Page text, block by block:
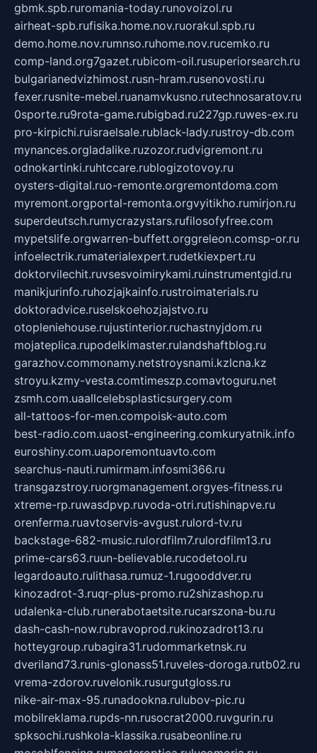
gbmk.spb.ruromania-today.runovoizol.ru
airheat-spb.rufisika.home.nov.ruorakul.spb.ru
demo.home.nov.rumnso.ruhome.nov.rucemko.ru
comp-land.org7gazet.rubicom-oil.rusuperiorsearch.ru
bulgarianedvizhimost.rusn-hram.rusenovosti.ru
fexer.rusnite-mebel.ruanamvkusno.rutechnosaratov.ru
0sporte.ru9rota-game.rubigbad.ru227gp.ruwes-ex.ru
pro-kirpichi.ruisraelsale.rublack-lady.rustroy-db.com
mynances.orgladalike.ruzozor.rudvigremont.ru
odnokartinki.ruhtccare.rublogizotovoy.ru
oysters-digital.ruo-remonte.orgremontdoma.com
myremont.orgportal-remonta.orgvyitikho.rumirjon.ru
superdeutsch.rumycrazystars.rufilosofyfree.com
mypetslife.orgwarren-buffett.orggreleon.comsp-or.ru
infoelectrik.rumaterialexpert.rudetkiexpert.ru
doktorvilechit.ruvsesvoimirykami.ruinstrumentgid.ru
manikjurinfo.ruhozjajkainfo.rustroimaterials.ru
doktoradvice.ruselskoehozjajstvo.ru
otopleniehouse.rujustinterior.ruchastnyjdom.ru
mojateplica.rupodelkimaster.rulandshaftblog.ru
garazhov.commonamy.netstroysnami.kzlcna.kz
stroyu.kzmy-vesta.comtimeszp.comavtoguru.net
zsmh.com.uaallcelebsplasticsurgery.com
all-tattoos-for-men.compoisk-auto.com
best-radio.com.uaost-engineering.comkuryatnik.info
euroshiny.com.uaporemontuavto.com
searchus-nauti.rumirmam.infosmi366.ru
transgazstroy.ruorgmanagement.orgyes-fitness.ru
xtreme-rp.ruwasdpvp.ruvoda-otri.rutishinapve.ru
orenferma.ruavtoservis-avgust.rulord-tv.ru
backstage-682-music.rulordfilm7.rulordfilm13.ru
prime-cars63.ruun-believable.rucodetool.ru
legardoauto.rulithasa.rumuz-1.rugooddver.ru
kinozadrot-3.ruqr-plus-promo.ru2shizashop.ru
udalenka-club.runerabotaetsite.rucarszona-bu.ru
dash-cash-now.rubravoprod.rukinozadrot13.ru
hotteygroup.rubagira31.rudommarketnsk.ru
dveriland73.runis-glonass51.ruveles-doroga.rutb02.ru
vrema-zdorov.ruvelonik.rusurgutgloss.ru
nike-air-max-95.runadookna.rulubov-pic.ru
mobilreklama.rupds-nn.rusocrat2000.ruvgurin.ru
spksochi.rushkola-klassika.rusabeonline.ru